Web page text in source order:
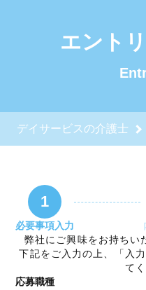
エント
デイサービスの介護士
1
必要事項入力
弊社にご興味をお持ちい
下記をご入力の上、「入
て
応募職種